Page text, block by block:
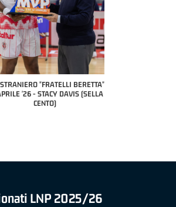
"FRATELLI BERETTA"
'26 - STACY DAVIS (SELLA
CENTO)
LNP 2025/26